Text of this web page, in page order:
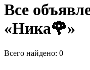
Все
«Ника🌹»
Всего найдено: 0